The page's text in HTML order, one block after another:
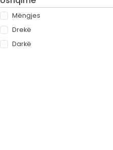
Mëngjes
Drekë
Darkë